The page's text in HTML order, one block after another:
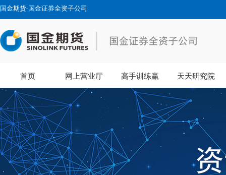
国金期货-国金证券全资子公司
首页 网上营业厅 高手训练赢 天天研究院